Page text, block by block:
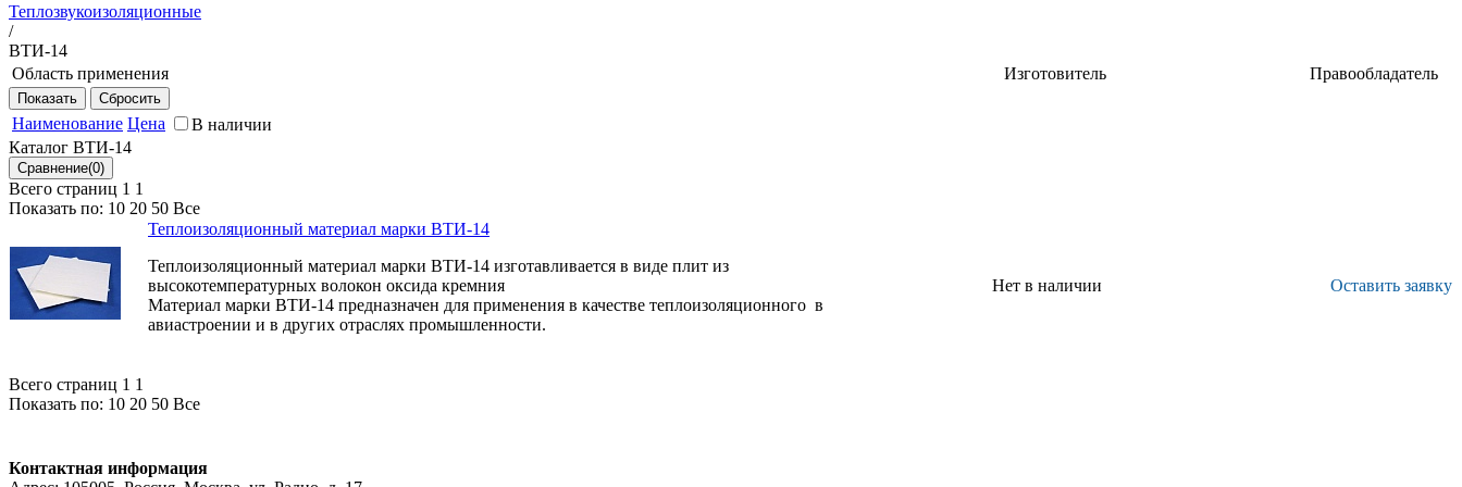
Теплозвукоизоляционные
/
ВТИ-14
Область применения
Материал марки ВТИ-14 предназначен для применения в качестве теплоизоляционного в авиастроении и в других отраслях
промышленности.
Изготовитель
Правообладатель
Наименование Цена
В наличии
Каталог ВТИ-14
Всего страниц 1 1
Показать по: 10 20 50 Все
Теплоизоляционный материал марки ВТИ-14
Теплоизоляционный материал марки ВТИ-14 изготавливается в виде плит из
высокотемпературных волокон оксида кремния
Материал марки ВТИ-14 предназначен для применения в качестве теплоизоляционного в
авиастроении и в других отраслях промышленности.
Оставить заявку
Нет в наличии
Всего страниц 1 1
Показать по: 10 20 50 Все
Контактная информация